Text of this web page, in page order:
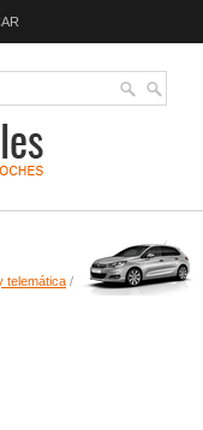
telemática /